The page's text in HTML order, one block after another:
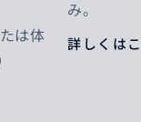
は体
み。
詳しくは